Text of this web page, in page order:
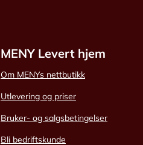
MENY Levert hjem
Om MENYs nettbutikk
Utlevering og priser
Bruker- og salgsbetingelser
Bli bedriftskunde